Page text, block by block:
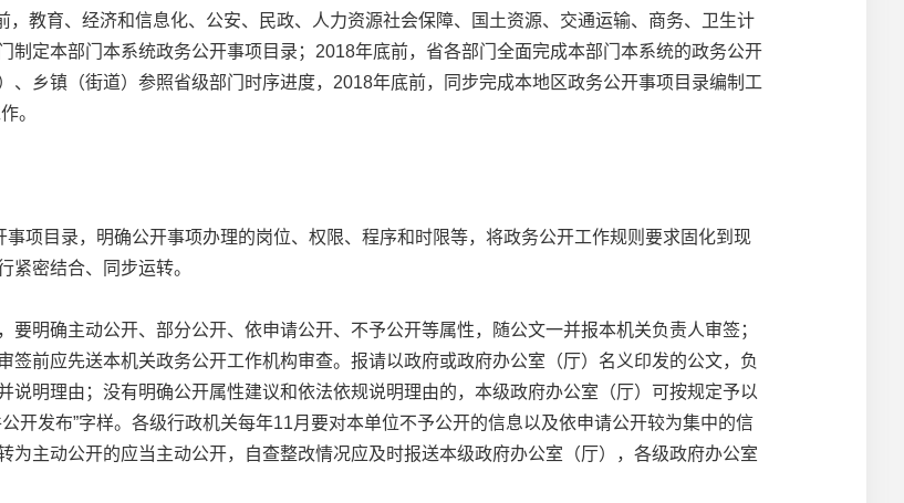
教育、经济和信息化、公安、民政、人力资源社会保障、国土资源、交通运输、商务、卫生计
制定本部门本系统政务公开事项目录；2018年底前，省各部门全面完成本部门本系统的政务公开
、乡镇（街道）参照省级部门时序进度，2018年底前，同步完成本地区政务公开事项目录编制工
。
项目录，明确公开事项办理的岗位、权限、程序和时限等，将政务公开工作规则要求固化到现
紧密结合、同步运转。
确主动公开、部分公开、依申请公开、不予公开等属性，随公文一并报本机关负责人审签；
前应先送本机关政务公开工作机构审查。报请以政府或政府办公室（厅）名义印发的公文，负
说明理由；没有明确公开属性建议和依法依规说明理由的，本级政府办公室（厅）可按规定予以
开发布”字样。各级行政机关每年11月要对本单位不予公开的信息以及依申请公开较为集中的信
为主动公开的应当主动公开，自查整改情况应及时报送本级政府办公室（厅），各级政府办公室